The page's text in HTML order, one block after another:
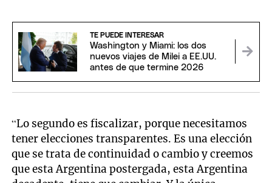
TE PUEDE INTERESAR
Washington y Miami: los dos
nuevos viajes de Milei a EE.UU.
antes de que termine 2026
“Lo segundo es fiscalizar, porque necesitamos
tener elecciones transparentes. Es una elección
que se trata de continuidad o cambio y creemos
que esta Argentina postergada, esta Argentina